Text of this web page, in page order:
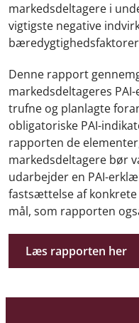
markedsdeltagere i
vigtigste negative
Denne rapport
markedsdeltageres
trufne og planlagte
obligatoriske PAI-
rapporten de
markedsdeltagere bør
udarbejder en PAI-
fastsættelse af
mål, som rapporten
Læs rapporten her